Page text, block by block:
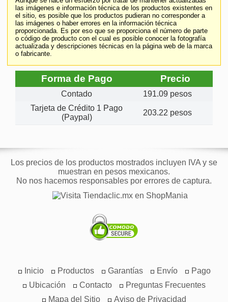
las imágenes e información técnica de los productos existentes en
el sitio, es posible que los productos pudieran no corresponder a
las imágenes o haber errores en la información técnica
proporcionada. Es por eso que se proporciona el número de parte
o código de producto con el cual es posible conocer la fotografía
actualizada y descripciones técnicas en la página web de la marca
o fabricante.
Forma de Pago Precio
Contado
191.09 pesos
Tarjeta de Crédito 1 Pago
(Paypal)
203.22 pesos
Los precios de los productos mostrados incluyen IVA y se
muestran en pesos mexicanos.
No nos hacemos responsables por errores de captura.
Inicio Productos Garantías Envío
Pago
Ubicación
Contacto
Preguntas Frecuentes
Mapa del Sitio
Aviso de Privacidad